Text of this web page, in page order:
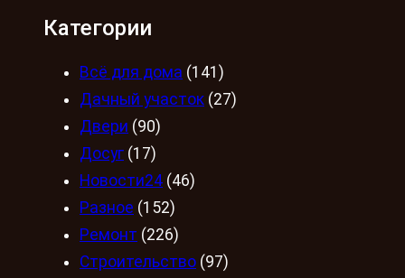
Категории
Всё для дома (141)
Дачный участок (27)
Двери (90)
Досуг (17)
Новости24 (46)
Разное (152)
Ремонт (226)
Строительство (97)